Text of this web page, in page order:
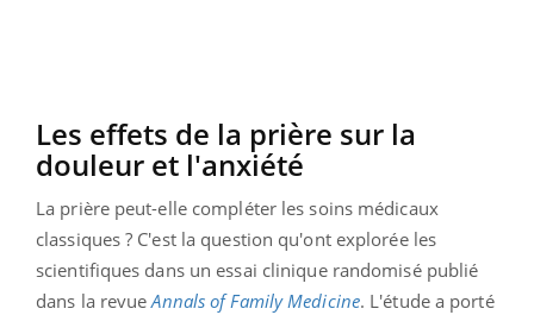
Les effets de la prière sur la
douleur et l'anxiété
La prière peut-elle compléter les soins médicaux
classiques ? C'est la question qu'ont explorée les
scientifiques dans un essai clinique randomisé publié
dans la revueAnnals of Family Medicine. L'étude a porté